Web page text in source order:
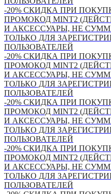
-20% СКИДКА ПРИ
ПРОМОКОД MINT2
И АКСЕССУАРЫ, НЕ
ТОЛЬКО ДЛЯ
ПОЛЬЗОВАТЕЛЕЙ
-20% СКИДКА ПРИ
ПРОМОКОД MINT2
И АКСЕССУАРЫ, НЕ
ТОЛЬКО ДЛЯ
ПОЛЬЗОВАТЕЛЕЙ
-20% СКИДКА ПРИ
ПРОМОКОД MINT2
И АКСЕССУАРЫ, НЕ
ТОЛЬКО ДЛЯ
ПОЛЬЗОВАТЕЛЕЙ
-20% СКИДКА ПРИ
ПРОМОКОД MINT2
И АКСЕССУАРЫ, НЕ
ТОЛЬКО ДЛЯ
ПОЛЬЗОВАТЕЛЕЙ